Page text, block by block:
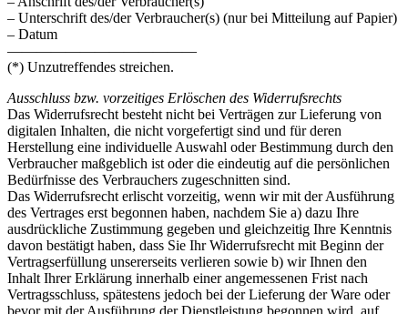
– Unterschrift des/der Verbraucher(s) (nur bei Mitteilung auf Papier)
– Datum
—————————————
(*) Unzutreffendes streichen.
Ausschluss bzw. vorzeitiges Erlöschen des Widerrufsrechts
Das Widerrufsrecht besteht nicht bei Verträgen zur Lieferung von
digitalen Inhalten, die nicht vorgefertigt sind und für deren
Herstellung eine individuelle Auswahl oder Bestimmung durch den
Verbraucher maßgeblich ist oder die eindeutig auf die persönlichen
Bedürfnisse des Verbrauchers zugeschnitten sind.
Das Widerrufsrecht erlischt vorzeitig, wenn wir mit der Ausführung
des Vertrages erst begonnen haben, nachdem Sie a) dazu Ihre
ausdrückliche Zustimmung gegeben und gleichzeitig Ihre Kenntnis
davon bestätigt haben, dass Sie Ihr Widerrufsrecht mit Beginn der
Vertragserfüllung unsererseits verlieren sowie b) wir Ihnen den
Inhalt Ihrer Erklärung innerhalb einer angemessenen Frist nach
Vertragsschluss, spätestens jedoch bei der Lieferung der Ware oder
bevor mit der Ausführung der Dienstleistung begonnen wird, auf